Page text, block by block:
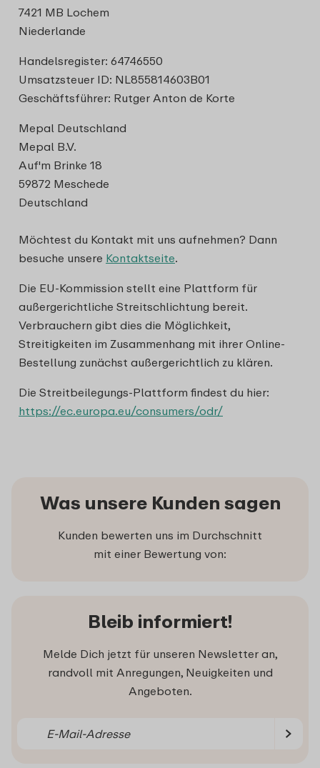
7421 MB Lochem
Niederlande
Handelsregister: 64746550
Umsatzsteuer ID: NL855814603B01
Geschäftsführer: Rutger Anton de Korte
Mepal Deutschland
Mepal B.V.
Auf'm Brinke 18
59872 Meschede
Deutschland
Möchtest du Kontakt mit uns aufnehmen? Dann
besuche unsere Kontaktseite.
Die EU-Kommission stellt eine Plattform für
außergerichtliche Streitschlichtung bereit.
Verbrauchern gibt dies die Möglichkeit,
Streitigkeiten im Zusammenhang mit ihrer Online-
Bestellung zunächst außergerichtlich zu klären.
Die Streitbeilegungs-Plattform findest du hier:
https://ec.europa.eu/consumers/odr/
Was unsere Kunden sagen
Kunden bewerten uns im Durchschnitt
mit einer Bewertung von:
Bleib informiert!
Melde Dich jetzt für unseren Newsletter an,
randvoll mit Anregungen, Neuigkeiten und
Angeboten.